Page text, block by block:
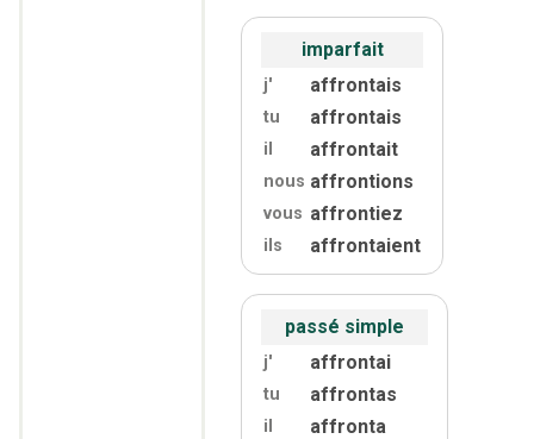
imparfait
j' affrontais
tu affrontais
il affrontait
nous affrontions
vous affrontiez
ils affrontaient
passé simple
j' affrontai
tu affrontas
il affronta